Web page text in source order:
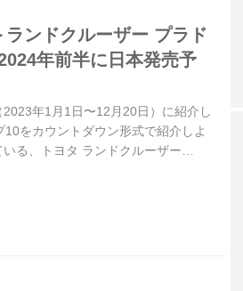
ランドクルーザー プラド
年前半に日本発売予
年1月1日〜12月20日）に紹介し
をカウントダウン形式で紹介しよ
る、トヨタ ランドクルーザー
正）